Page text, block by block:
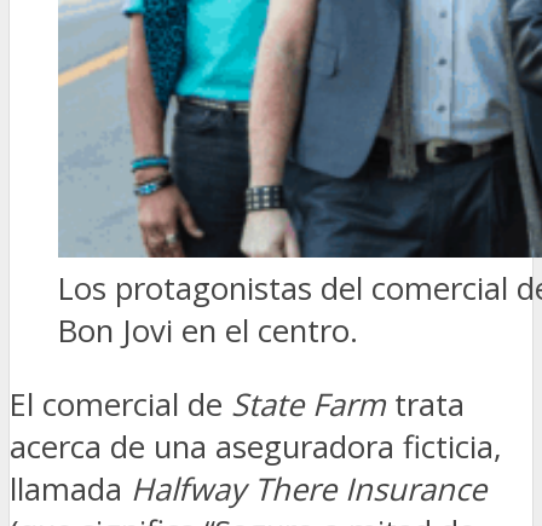
Los protagonistas del comercial
Bon Jovi en el centro.
El comercial de State Farm trata
acerca de una aseguradora ficticia,
llamada Halfway There Insurance